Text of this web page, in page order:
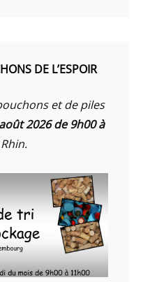
DE L’ESPOIR
et de piles
2026 de 9h00 à